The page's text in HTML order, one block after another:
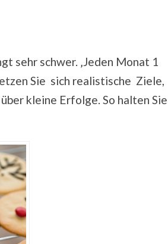
sehr schwer. ‚Jeden Monat 1
Sie sich realistische Ziele,
kleine Erfolge. So halten Sie